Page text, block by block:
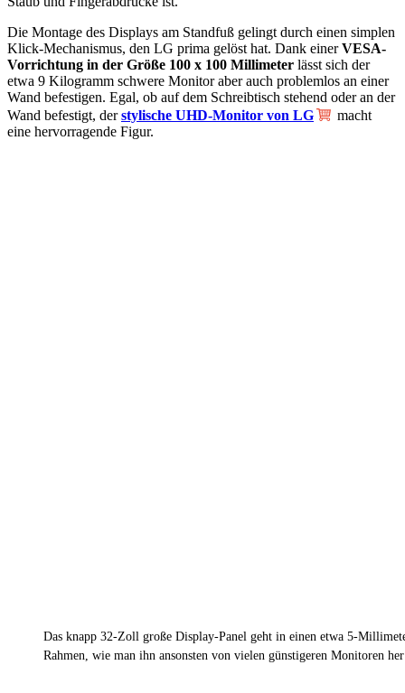
Die Montage des Displays am Standfuß gelingt durch einen simplen
Klick-Mechanismus, den LG prima gelöst hat. Dank einerVESA-
Vorrichtung in der Größe 100 x 100 Millimeter lässt sich der
etwa 9 Kilogramm schwere Monitor aber auch problemlos an einer
Wand befestigen. Egal, ob auf dem Schreibtisch stehend oder an der
Wand befestigt, derstylische UHD-Monitor von LG
macht
eine hervorragende Figur.
Das knapp 32-Zoll große Display-Panel geht in einen etwa 5-
Rahmen, wie man ihn ansonsten von vielen günstigeren Monitoren